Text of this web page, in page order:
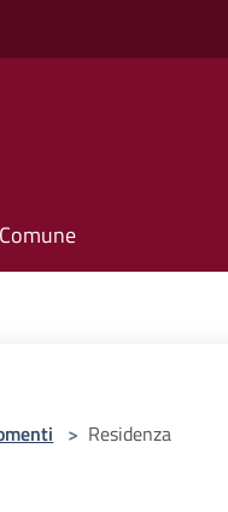
> Residenza